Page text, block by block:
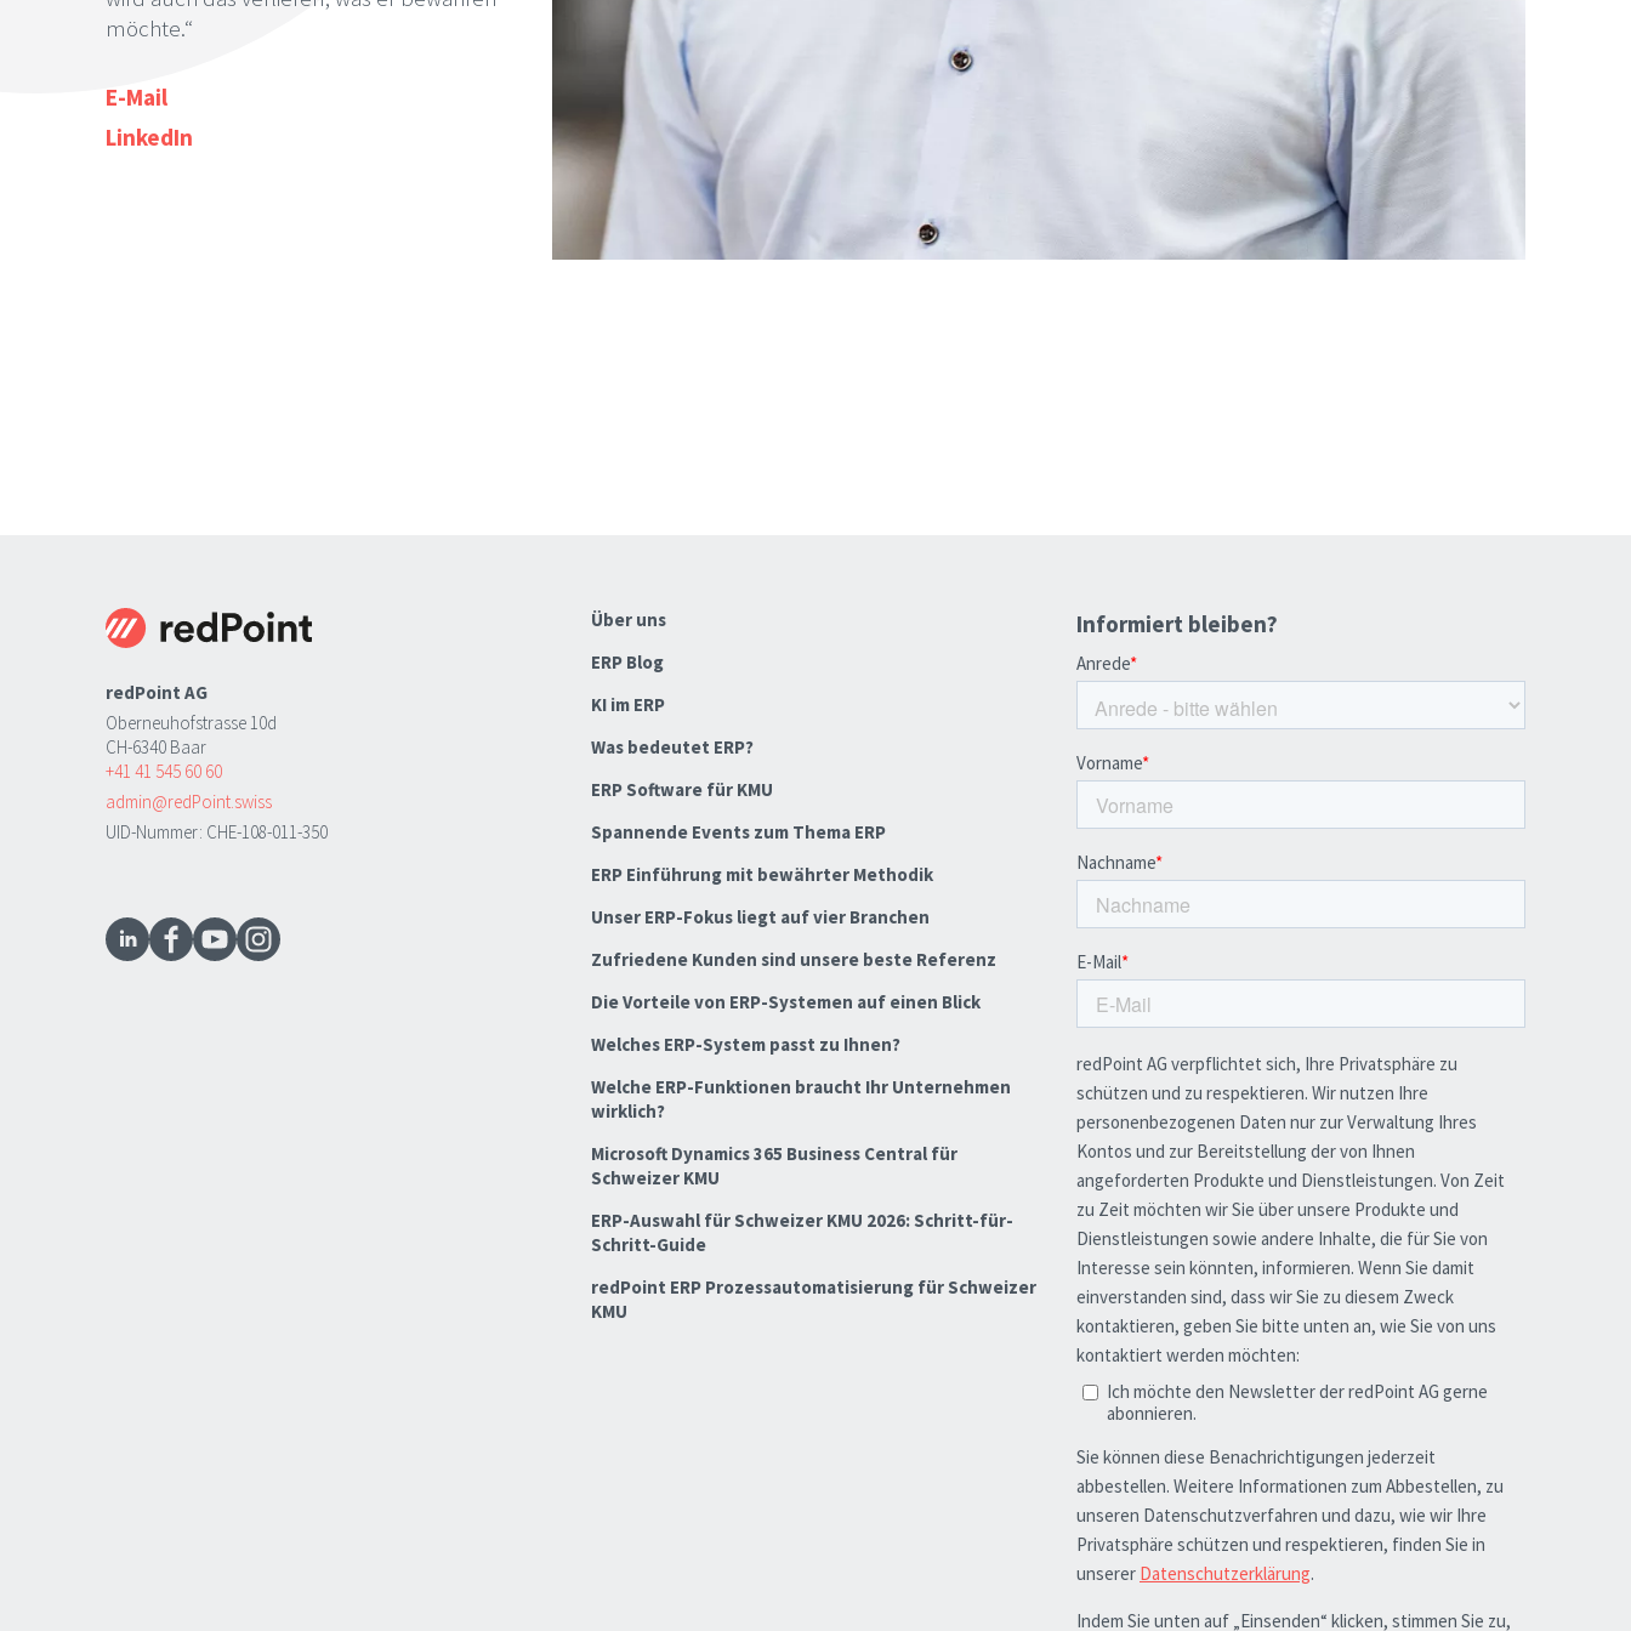
möchte.“
E-Mail
LinkedIn
redPoint AG
Oberneuhofstrasse 10d
CH-6340 Baar
+41 41 545 60 60
admin@redPoint.swiss
UID-Nummer: CHE-108-011-350
Über uns
ERP Blog
KI im ERP
Was bedeutet ERP?
ERP Software für KMU
Spannende Events zum Thema ERP
ERP Einführung mit bewährter Methodik
Unser ERP-Fokus liegt auf vier Branchen
Zufriedene Kunden sind unsere beste Referenz
Die Vorteile von ERP-Systemen auf einen Blick
Welches ERP-System passt zu Ihnen?
Welche ERP-Funktionen braucht Ihr Unternehmen
wirklich?
Microsoft Dynamics 365 Business Central für
Schweizer KMU
ERP-Auswahl für Schweizer KMU 2026: Schritt-für-
Schritt-Guide
redPoint ERP Prozessautomatisierung für Schweizer
KMU
Informiert bleiben?